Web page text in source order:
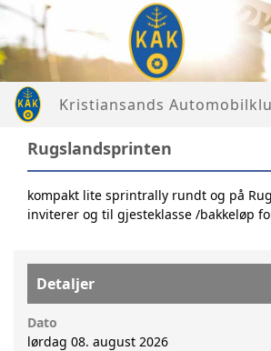
Kristiansands
Rugslandsprinten
kompakt lite sprintrally rundt og på
inviterer og til gjesteklasse /bakkeløp
Detaljer
Dato
lørdag 08. august 2026